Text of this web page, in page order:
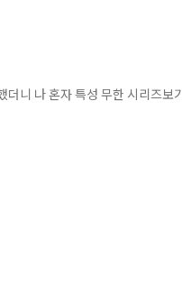
더니 나 혼자 특성 무한 시리즈보기